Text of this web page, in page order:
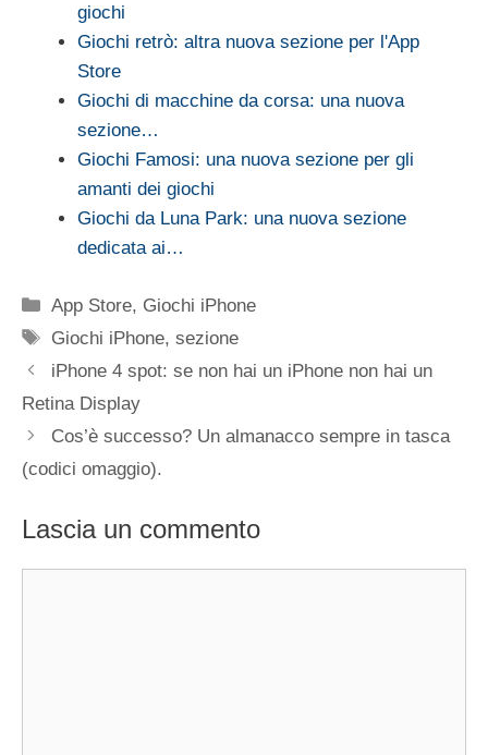
giochi
Giochi retrò: altra nuova sezione per l'App
Store
Giochi di macchine da corsa: una nuova
sezione…
Giochi Famosi: una nuova sezione per gli
amanti dei giochi
Giochi da Luna Park: una nuova sezione
dedicata ai…
Categorie
App Store, Giochi iPhone
Tag
Giochi iPhone,sezione
iPhone 4 spot: se non hai un iPhone non hai un
Retina Display
Cos’è successo? Un almanacco sempre in tasca
(codici omaggio).
Lascia un commento